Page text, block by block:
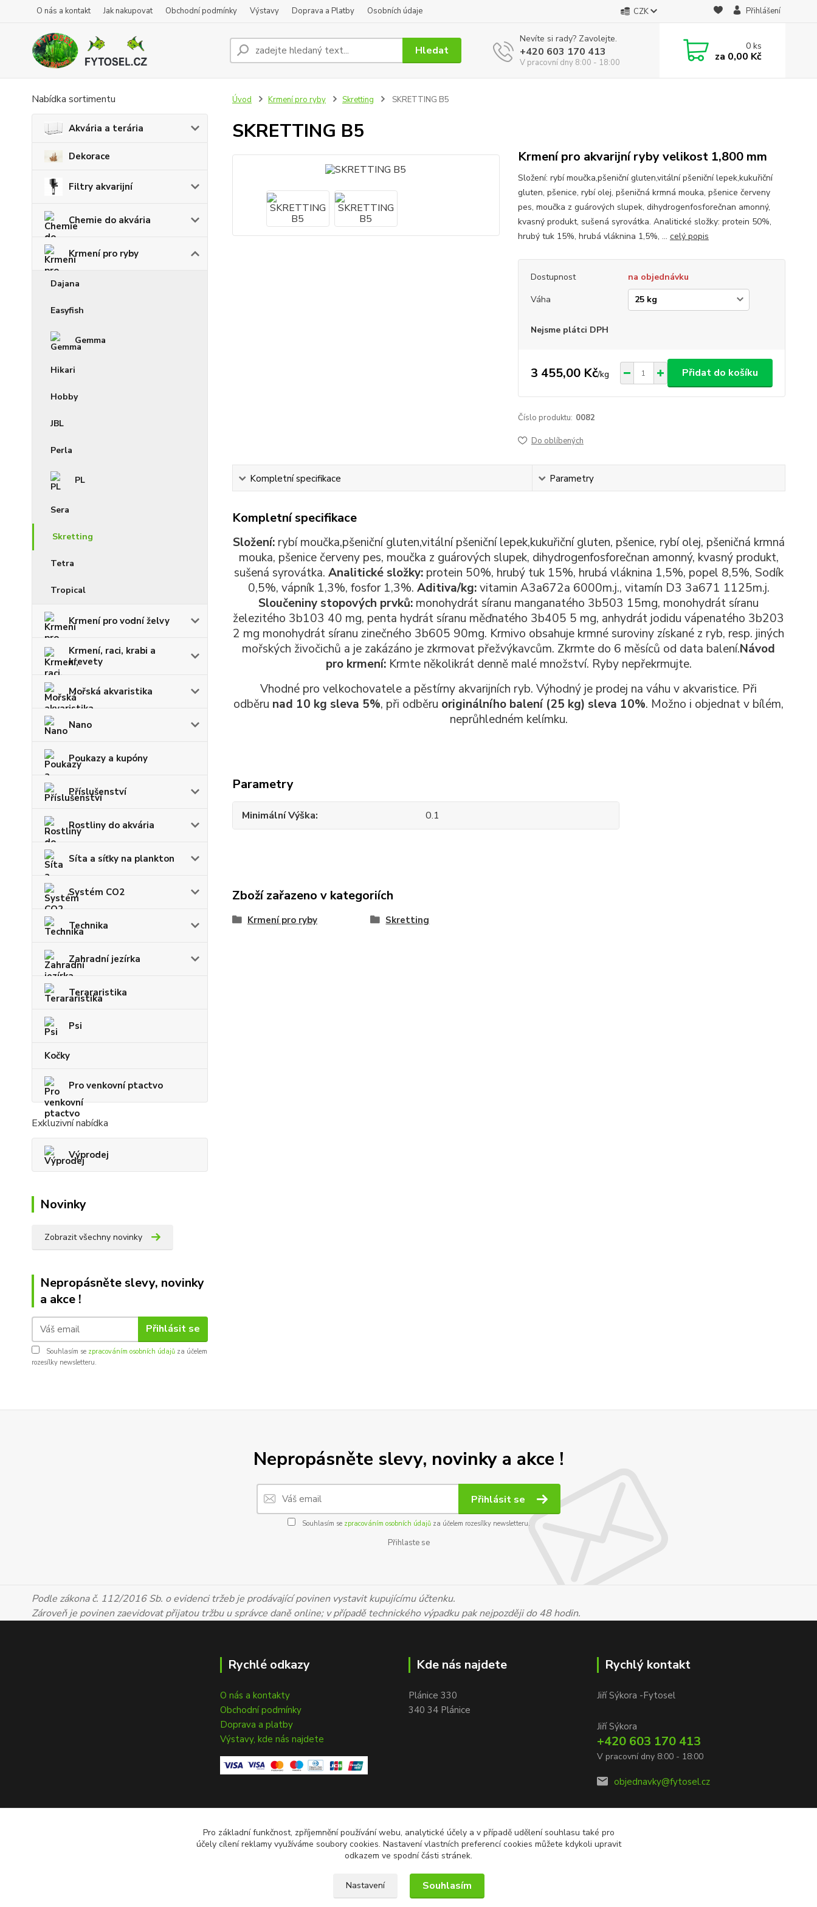
O nás a kontakt Jak nakupovat Obchodní podmínky Výstavy Doprava a Platby Osobních údaje CZK Přihlášení
Hledat
Nevíte si rady? Zavolejte.
+420 603 170 413
V pracovní dny 8:00 - 18:00
0ks
za 0,00 Kč
Nabídka sortimentu
Akvária a terária
Dekorace
Filtry akvarijní
Chemie do akvária
Krmení pro ryby
Dajana
Easyfish
Gemma
Hikari
Hobby
JBL
Perla
PL
Sera
Skretting
Tetra
Tropical
Krmení pro vodní želvy
Krmení, raci, krabi a
krevety
Mořská akvaristika
Nano
Poukazy a kupóny
Příslušenství
Rostliny do akvária
Síta a síťky na plankton
Systém CO2
Technika
Zahradní jezírka
Terararistika
Psi
Kočky
Pro venkovní ptactvo
Exkluzivní nabídka
Výprodej
Novinky
Zobrazit všechny novinky
Nepropásněte slevy, novinky
a akce !
Přihlásit se
Souhlasím se zpracováním osobních údajů za účelem
rozesílky newsletteru.
Úvod Krmení pro ryby Skretting SKRETTING B5
SKRETTING B5
Krmení pro akvarijní ryby velikost 1,800 mm
Složení: rybí moučka,pšeniční gluten,vitální pšeniční lepek,kukuřiční
gluten, pšenice, rybí olej, pšeničná krmná mouka, pšenice červeny
pes, moučka z guárových slupek, dihydrogenfosforečnan amonný,
kvasný produkt, sušená syrovátka. Analitické složky: protein 50%,
hrubý tuk 15%, hrubá vláknina 1,5%, ... celý popis
Dostupnost
na objednávku
Váha
Nejsme plátci DPH
3 455,00 Kč/kg Přidat do košíku
Číslo produktu: 0082
Do oblíbených
Kompletní specifikace Parametry
Kompletní specifikace
Složení:rybí moučka,pšeniční gluten,vitální pšeniční lepek,kukuřiční gluten, pšenice, rybí olej, pšeničná krmná
mouka, pšenice červeny pes, moučka z guárových slupek, dihydrogenfosforečnan amonný, kvasný produkt,
sušená syrovátka. Analitické složky: protein 50%, hrubý tuk 15%, hrubá vláknina 1,5%, popel 8,5%, Sodík
0,5%, vápník 1,3%, fosfor 1,3%. Aditiva/kg:vitamin A3a672a 6000m.j., vitamín D3 3a671 1125m.j.
Sloučeniny stopových prvků: monohydrát síranu manganatého 3b503 15mg, monohydrát síranu
železitého 3b103 40 mg, penta hydrát síranu měďnatého 3b405 5 mg, anhydrát jodidu vápenatého 3b203
2 mg monohydrát síranu zinečného 3b605 90mg. Krmivo obsahuje krmné suroviny získané z ryb, resp. jiných
mořských živočichů a je zakázáno je zkrmovat přežvýkavcům. Zkrmte do 6 měsíců od data balení.Návod
pro krmení:Krmte několikrát denně malé množství. Ryby nepřekrmujte.
Vhodné pro velkochovatele a pěstírny akvarijních ryb. Výhodný je prodej na váhu v akvaristice. Při
odběru nad 10 kg sleva 5%, při odběru originálního balení (25 kg) sleva 10%. Možno i objednat v bílém,
neprůhledném kelímku.
Parametry
Minimální Výška 0.1
Zboží zařazeno v kategoriích
Krmení pro ryby Skretting
Nepropásněte slevy, novinky a akce !
Přihlásit se
Souhlasím se zpracováním osobních údajůza účelem rozesílky newsletteru.
Přihlaste se
Podle zákona č. 112/2016 Sb. o evidenci tržeb je prodávající povinen vystavit kupujícímu účtenku.
Zároveň je povinen zaevidovat přijatou tržbu u správce daně online; v případě technického výpadku pak nejpozději do 48 hodin.
Rychlé odkazy
O nás a kontakty
Obchodní podmínky
Doprava a platby
Výstavy, kde nás najdete
Kde nás najdete
Plánice 330
340 34 Plánice
Rychlý kontakt
Jiří Sýkora -Fytosel
Jiří Sýkora
+420 603 170 413
V pracovní dny 8:00 - 18:00
objednavky@fytosel.cz
Pro základní funkčnost, zpříjemnění používání webu, analytické účely a v případě udělení souhlasu také pro
účely cílení reklamy využíváme soubory cookies. Nastavení vlastních preferencí cookies můžete kdykoli upravit
odkazem ve spodní části stránek.
Nastavení Souhlasím